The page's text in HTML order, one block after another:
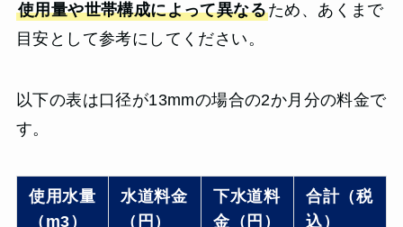
使用量や世帯構成によって異なるため、あくまで
目安として参考にしてください。
以下の表は口径が13mmの場合の2か月分の料金で
す。
使用水量
（m3）
水道料金
（円）
下水道料
金（円）
合計（税
込）